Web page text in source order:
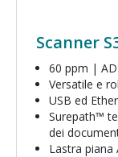
Scanner
60 ppm |
Versatile e
USB ed
Surepath™
dei
Lastra piana